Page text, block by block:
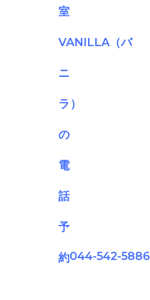
044-542-5886